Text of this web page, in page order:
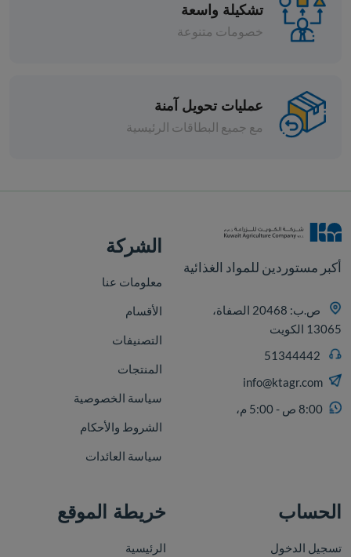
تشكيلة واسعة
خصومات متنوعة
عمليات تحويل آمنة
مع جميع البطاقات الرئيسية
أكبر مستوردين للمواد الغذائية
ص.ب: 20468 الصفاة،
13065 الكويت
info@ktagr.com
8:00 ص - 5:00 م،
الشركة
معلومات عنا
الأقسام
التصنيفات
المنتجات
سياسة الخصوصية
الشروط والأحكام
سياسة العائدات
الحساب
تسجيل الدخول
خريطة الموقع
الرئيسية